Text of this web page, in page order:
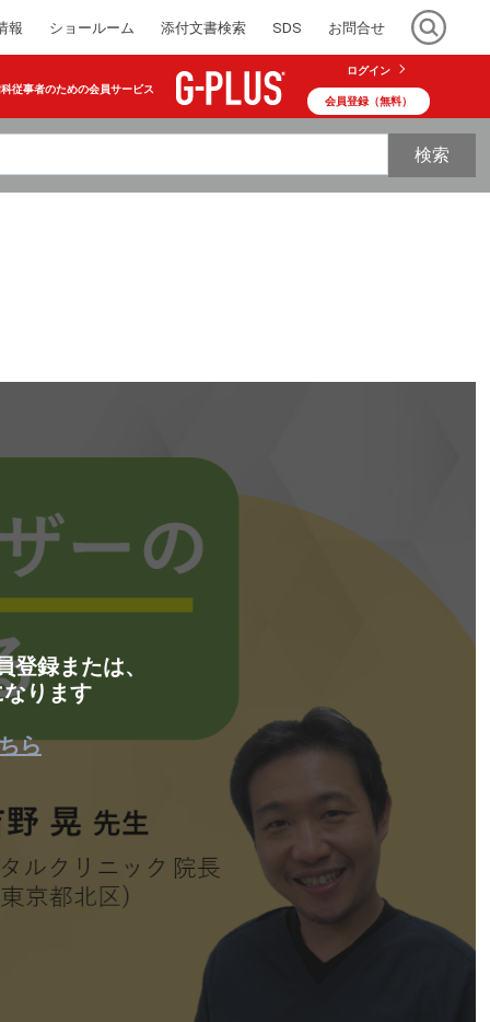
報 ショールーム 添付文書検索 SDS お問合せ
従事者のための会員サービス
ログイン
会員登録（無料）
検索
録または、
ります
ら